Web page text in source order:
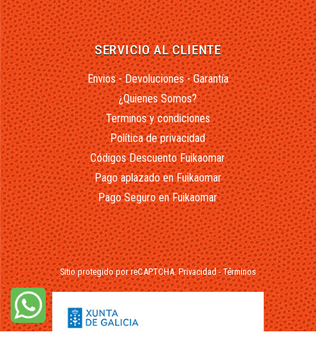
SERVICIO AL CLIENTE
Envios - Devoluciones - Garantía
¿Quienes Somos?
Terminos y condiciones
Política de privacidad
Códigos Descuento Fuikaomar
Pago aplazado en Fuikaomar
Pago Seguro en Fuikaomar
Sitio protegido por reCAPTCHA.Privacidad-Términos